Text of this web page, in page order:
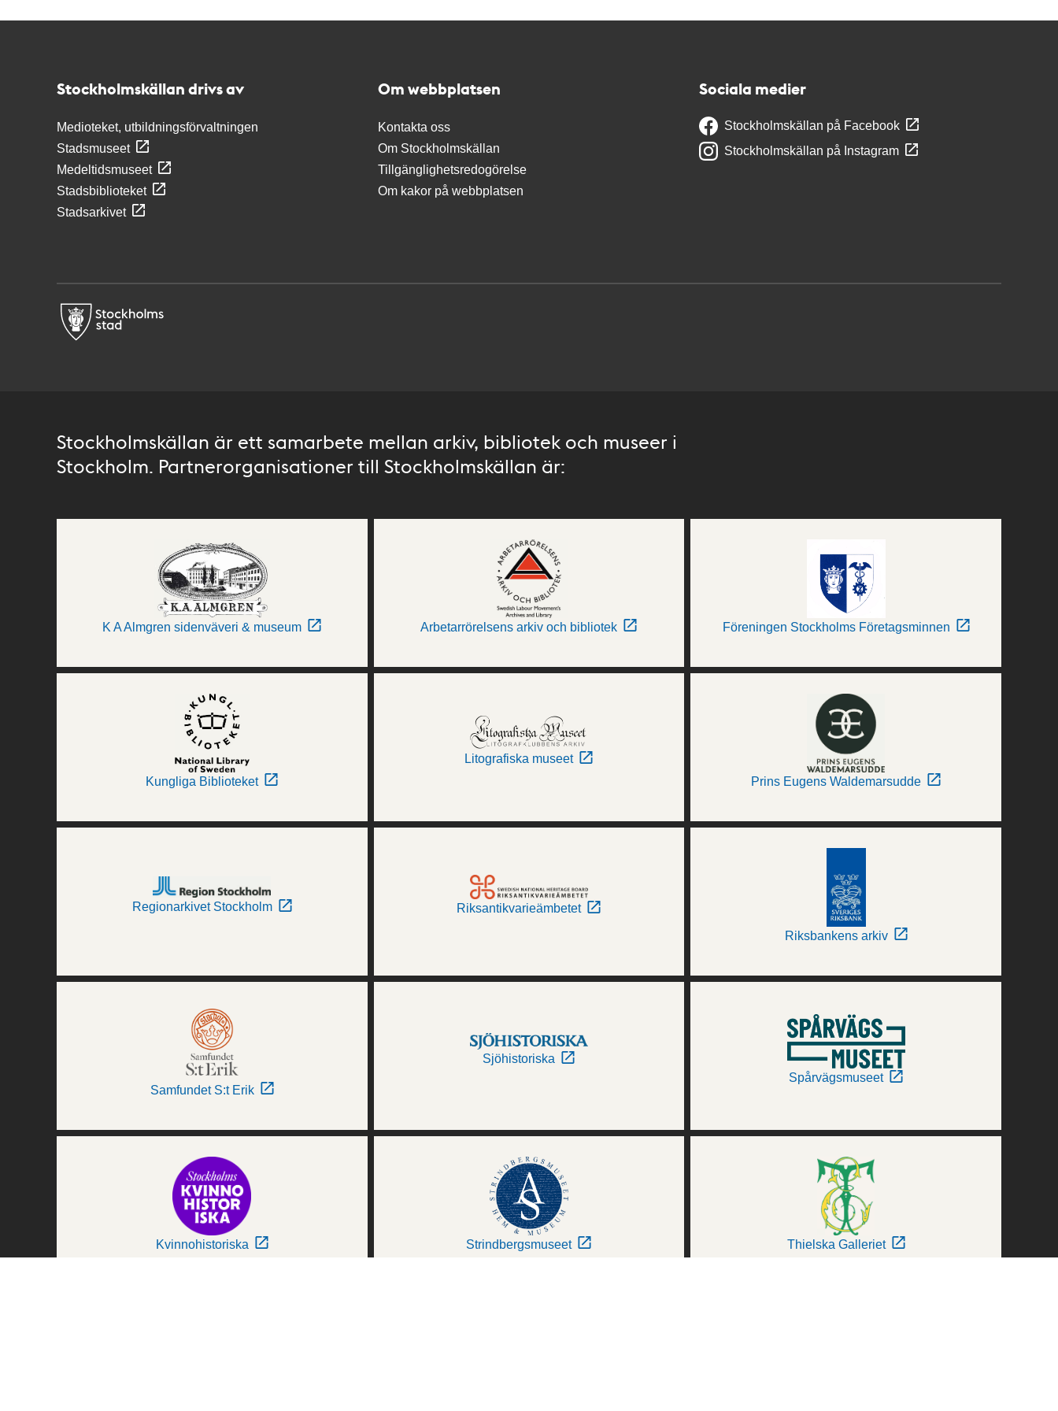
Stockholmskällan drivs av
Medioteket, utbildningsförvaltningen
Stadsmuseet
Medeltidsmuseet
Stadsbiblioteket
Stadsarkivet
Om webbplatsen
Kontakta oss
Om Stockholmskällan
Tillgänglighetsredogörelse
Om kakor på webbplatsen
Sociala medier
Stockholmskällan på Facebook
Stockholmskällan på Instagram
Stockholmskällan är ett samarbete mellan arkiv, bibliotek och museer i
Stockholm. Partnerorganisationer till Stockholmskällan är:
K A Almgren sidenväveri & museum Arbetarrörelsens arkiv och bibliotek Föreningen Stockholms Företagsminnen
Kungliga Biblioteket
Litografiska museet
Prins Eugens Waldemarsudde
Regionarkivet Stockholm Riksantikvarieämbetet
Riksbankens arkiv
Samfundet S:t Erik
Sjöhistoriska
Spårvägsmuseet
Kvinnohistoriska Strindbergsmuseet Thielska Galleriet